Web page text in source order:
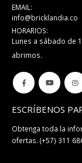
EMAIL:
info@bricklandia.co
HORARIOS:
Lunes a sábado de
abrimos.
ESCRÍBENOS
Obtenga toda la
ofertas. (+57) 311